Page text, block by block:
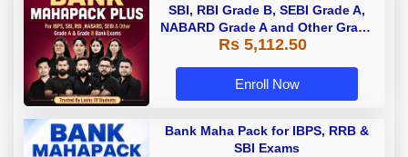
SBI, RBI Grade B, SEBI Grade A,
NABARD Grade A and Other Grade
A & Grade B Bank Exams
Rs 5,112.50
Enroll Now
Bank Maha Pack for IBPS, RRB &
SBI Exams